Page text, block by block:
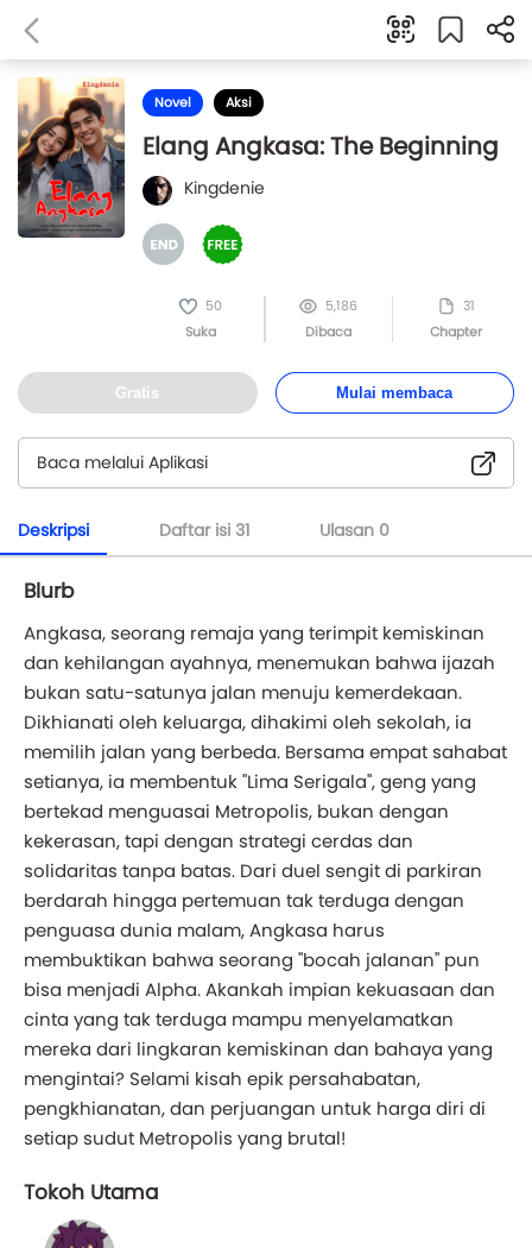
Novel Aksi
Elang Angkasa: The Beginning
Kingdenie
50
Suka
5,186
Dibaca
31
Chapter
Gratis Mulai membaca
Baca melalui Aplikasi
Deskripsi Daftar isi 31 Ulasan 0
Blurb
Angkasa, seorang remaja yang terimpit kemiskinan
dan kehilangan ayahnya, menemukan bahwa ijazah
bukan satu-satunya jalan menuju kemerdekaan.
Dikhianati oleh keluarga, dihakimi oleh sekolah, ia
memilih jalan yang berbeda. Bersama empat sahabat
setianya, ia membentuk "Lima Serigala", geng yang
bertekad menguasai Metropolis, bukan dengan
kekerasan, tapi dengan strategi cerdas dan
solidaritas tanpa batas. Dari duel sengit di parkiran
berdarah hingga pertemuan tak terduga dengan
penguasa dunia malam, Angkasa harus
membuktikan bahwa seorang "bocah jalanan" pun
bisa menjadi Alpha. Akankah impian kekuasaan dan
cinta yang tak terduga mampu menyelamatkan
mereka dari lingkaran kemiskinan dan bahaya yang
mengintai? Selami kisah epik persahabatan,
pengkhianatan, dan perjuangan untuk harga diri di
setiap sudut Metropolis yang brutal!
Tokoh Utama